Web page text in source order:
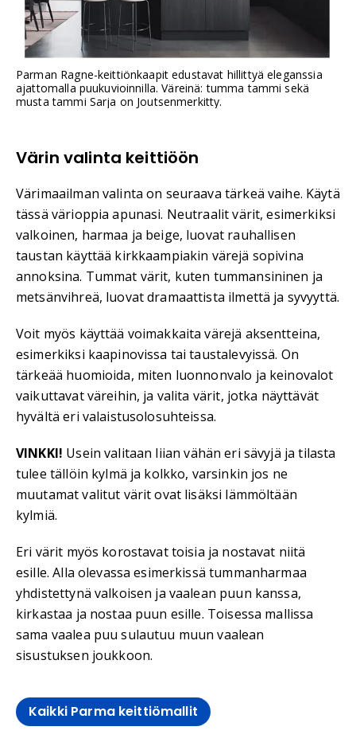
Parman Ragne-keittiönkaapit edustavat hillittyä eleganssia
ajattomalla puukuvioinnilla. Väreinä: tumma tammi sekä
musta tammi Sarja on Joutsenmerkitty.
Värin valinta keittiöön
Värimaailman valinta on seuraava tärkeä vaihe. Käytä
tässä värioppia apunasi. Neutraalit värit, esimerkiksi
valkoinen, harmaa ja beige, luovat rauhallisen
taustan käyttää kirkkaampiakin värejä sopivina
annoksina. Tummat värit, kuten tummansininen ja
metsänvihreä, luovat dramaattista ilmettä ja syvyyttä.
Voit myös käyttää voimakkaita värejä aksentteina,
esimerkiksi kaapinovissa tai taustalevyissä. On
tärkeää huomioida, miten luonnonvalo ja keinovalot
vaikuttavat väreihin, ja valita värit, jotka näyttävät
hyvältä eri valaistusolosuhteissa.
VINKKI! Usein valitaan liian vähän eri sävyjä ja tilasta
tulee tällöin kylmä ja kolkko, varsinkin jos ne
muutamat valitut värit ovat lisäksi lämmöltään
kylmiä.
Eri värit myös korostavat toisia ja nostavat niitä
esille. Alla olevassa esimerkissä tummanharmaa
yhdistettynä valkoisen ja vaalean puun kanssa,
kirkastaa ja nostaa puun esille. Toisessa mallissa
sama vaalea puu sulautuu muun vaalean
sisustuksen joukkoon.
Kaikki Parma keittiömallit